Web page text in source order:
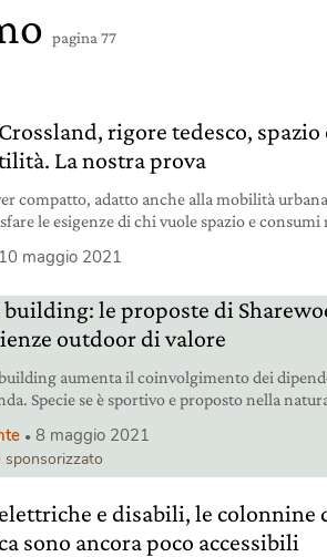
pagina 77
rigore tedesco, spazio
La nostra prova
compatto, adatto anche alla mobilità
le esigenze di chi vuole spazio e
10 maggio 2021
building: le proposte di
outdoor di valore
aumenta il coinvolgimento dei
Specie se è sportivo e proposto nella
8 maggio 2021
e disabili, le colonnine
sono ancora poco accessibili